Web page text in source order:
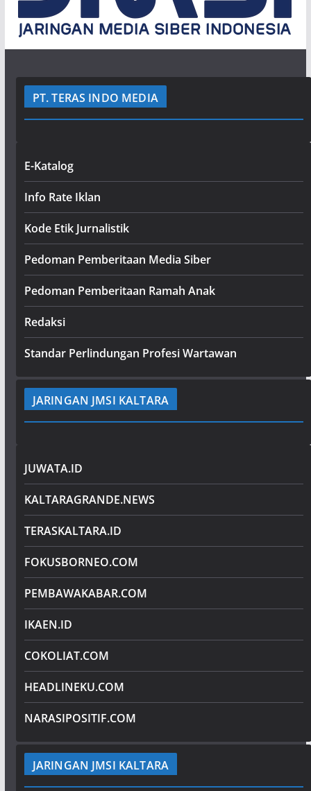
PT. TERAS INDO MEDIA
E-Katalog
Info Rate Iklan
Kode Etik Jurnalistik
Pedoman Pemberitaan Media Siber
Pedoman Pemberitaan Ramah Anak
Redaksi
Standar Perlindungan Profesi Wartawan
JARINGAN JMSI KALTARA
JUWATA.ID
KALTARAGRANDE.NEWS
TERASKALTARA.ID
FOKUSBORNEO.COM
PEMBAWAKABAR.COM
IKAEN.ID
COKOLIAT.COM
HEADLINEKU.COM
NARASIPOSITIF.COM
JARINGAN JMSI KALTARA